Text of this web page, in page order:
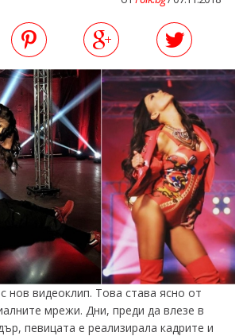
нов видеоклип. Това става ясно от
мрежи. Дни, преди да влезе в
певицата е реализирала кадрите и